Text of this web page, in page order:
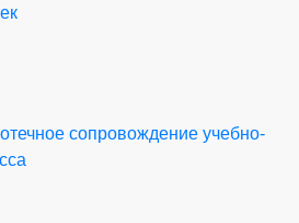
сопровождение учебно-